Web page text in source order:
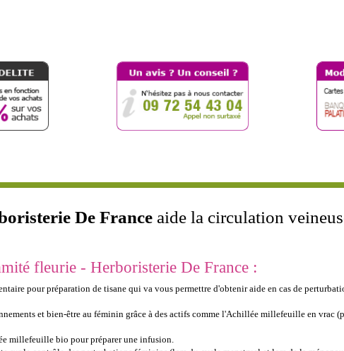
De France aide la circulation
fleurie - Herboristerie De France :
pour préparation de tisane qui va vous permettre d'obtenir aide en cas de
et bien-être au féminin grâce à des actifs comme l'Achillée millefeuille en vrac
millefeuille bio pour préparer une infusion.